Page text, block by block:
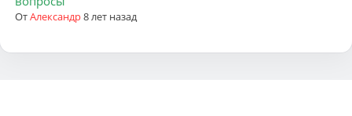
ОтАлександр8 лет назад